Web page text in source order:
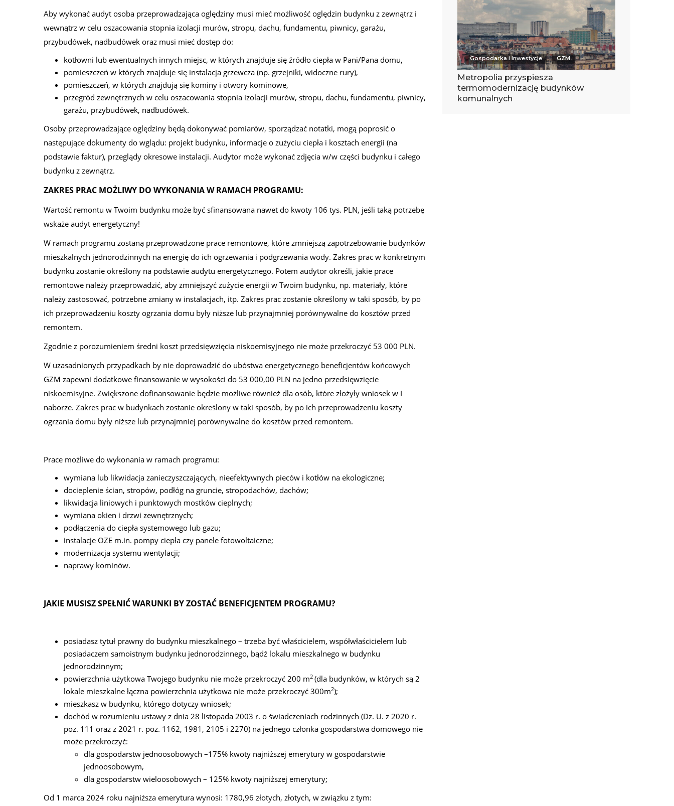
Aby wykonać audyt osoba przeprowadzająca oględziny musi mieć możliwość oględzin budynku z zewnątrz i
wewnątrz w celu oszacowania stopnia izolacji murów, stropu, dachu, fundamentu, piwnicy, garażu,
przybudówek, nadbudówek oraz musi mieć dostęp do:
kotłowni lub ewentualnych innych miejsc, w których znajduje się źródło ciepła w Pani/Pana domu,
pomieszczeń w których znajduje się instalacja grzewcza (np. grzejniki, widoczne rury),
pomieszczeń, w których znajdują się kominy i otwory kominowe,
przegród zewnętrznych w celu oszacowania stopnia izolacji murów, stropu, dachu, fundamentu, piwnicy,
garażu, przybudówek, nadbudówek.
Osoby przeprowadzające oględziny będą dokonywać pomiarów, sporządzać notatki, mogą poprosić o
następujące dokumenty do wglądu: projekt budynku, informacje o zużyciu ciepła i kosztach energii (na
podstawie faktur), przeglądy okresowe instalacji. Audytor może wykonać zdjęcia w/w części budynku i całego
budynku z zewnątrz.
ZAKRES PRAC MOŻLIWY DO WYKONANIA W RAMACH PROGRAMU:
Wartość remontu w Twoim budynku może być sfinansowana nawet do kwoty 106 tys. PLN, jeśli taką potrzebę
wskaże audyt energetyczny!
W ramach programu zostaną przeprowadzone prace remontowe, które zmniejszą zapotrzebowanie budynków
mieszkalnych jednorodzinnych na energię do ich ogrzewania i podgrzewania wody. Zakres prac w konkretnym
budynku zostanie określony na podstawie audytu energetycznego. Potem audytor określi, jakie prace
remontowe należy przeprowadzić, aby zmniejszyć zużycie energii w Twoim budynku, np. materiały, które
należy zastosować, potrzebne zmiany w instalacjach, itp. Zakres prac zostanie określony w taki sposób, by po
ich przeprowadzeniu koszty ogrzania domu były niższe lub przynajmniej porównywalne do kosztów przed
remontem.
Zgodnie z porozumieniem średni koszt przedsięwzięcia niskoemisyjnego nie może przekroczyć 53 000 PLN.
W uzasadnionych przypadkach by nie doprowadzić do ubóstwa energetycznego beneficjentów końcowych
GZM zapewni dodatkowe finansowanie w wysokości do 53 000,00 PLN na jedno przedsięwzięcie
niskoemisyjne. Zwiększone dofinansowanie będzie możliwe również dla osób, które złożyły wniosek w I
naborze. Zakres prac w budynkach zostanie określony w taki sposób, by po ich przeprowadzeniu koszty
ogrzania domu były niższe lub przynajmniej porównywalne do kosztów przed remontem.
Prace możliwe do wykonania w ramach programu:
wymiana lub likwidacja zanieczyszczających, nieefektywnych pieców i kotłów na ekologiczne;
docieplenie ścian, stropów, podłóg na gruncie, stropodachów, dachów;
likwidacja liniowych i punktowych mostków cieplnych;
wymiana okien i drzwi zewnętrznych;
podłączenia do ciepła systemowego lub gazu;
instalacje OZE m.in. pompy ciepła czy panele fotowoltaiczne;
modernizacja systemu wentylacji;
naprawy kominów.
JAKIE MUSISZ SPEŁNIĆ WARUNKI BY ZOSTAĆ BENEFICJENTEM PROGRAMU?
posiadasz tytuł prawny do budynku mieszkalnego – trzeba być właścicielem, współwłaścicielem lub
posiadaczem samoistnym budynku jednorodzinnego, bądź lokalu mieszkalnego w budynku
jednorodzinnym;
powierzchnia użytkowa Twojego budynku nie może przekroczyć 200 m2 (dla budynków, w których są 2
lokale mieszkalne łączna powierzchnia użytkowa nie może przekroczyć 300m2);
mieszkasz w budynku, którego dotyczy wniosek;
dochód w rozumieniu ustawy z dnia 28 listopada 2003 r. o świadczeniach rodzinnych (Dz. U. z 2020 r.
poz. 111 oraz z 2021 r. poz. 1162, 1981, 2105 i 2270) na jednego członka gospodarstwa domowego nie
może przekroczyć:
dla gospodarstw jednoosobowych –175% kwoty najniższej emerytury w gospodarstwie
jednoosobowym,
dla gospodarstw wieloosobowych – 125% kwoty najniższej emerytury;
Od 1 marca 2024 roku najniższa emerytura wynosi: 1780,96 złotych, złotych, w związku z tym:
Gospodarka i Inwestycje GZM
Metropolia przyspiesza
termomodernizację budynków
komunalnych